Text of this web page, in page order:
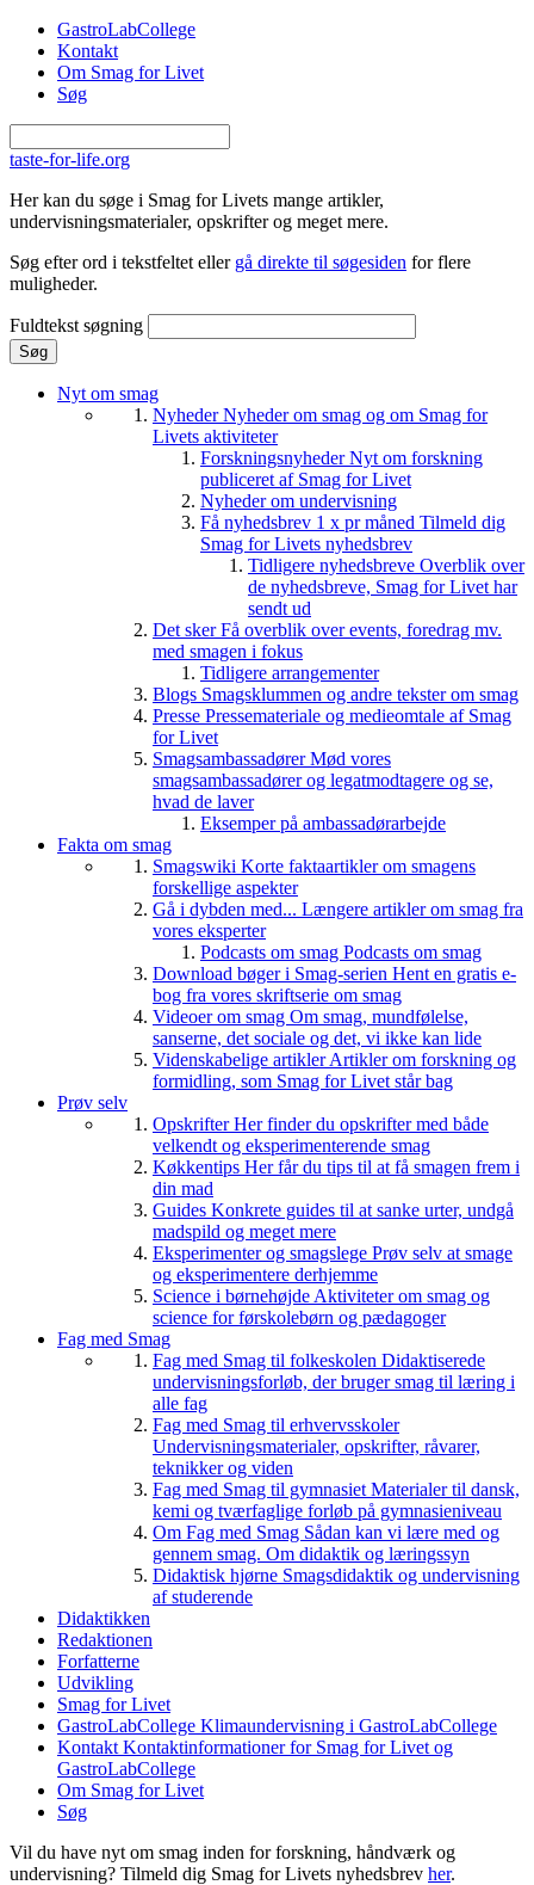
Gå til hovedindhold
GastroLabCollege
Kontakt
Om Smag for Livet
Søg
taste-for-life.org
Her kan du søge i Smag for Livets mange artikler,
undervisningsmaterialer, opskrifter og meget mere.
Søg efter ord i tekstfeltet eller gå direkte til søgesiden for flere
muligheder.
Fuldtekst søgning
Nyt om smag
NyhederNyheder om smag og om Smag for
Livets aktiviteter
ForskningsnyhederNyt om forskning
publiceret af Smag for Livet
Nyheder om undervisning
Få nyhedsbrev 1 x pr måned Tilmeld dig
Smag for Livets nyhedsbrev
Tidligere nyhedsbreve Overblik over
de nyhedsbreve, Smag for Livet har
sendt ud
Det skerFå overblik over events, foredrag mv.
med smagen i fokus
Tidligere arrangementer
Blogs Smagsklummen og andre tekster om smag
Presse Pressemateriale og medieomtale af Smag
for Livet
SmagsambassadørerMød vores
smagsambassadører og legatmodtagere og se,
hvad de laver
Eksemper på ambassadørarbejde
Fakta om smag
Smagswiki Korte faktaartikler om smagens
forskellige aspekter
Gå i dybden med... Længere artikler om smag fra
vores eksperter
Podcasts om smag Podcasts om smag
Download bøger i Smag-serien Hent en gratis e-
bog fra vores skriftserie om smag
Videoer om smag Om smag, mundfølelse,
sanserne, det sociale og det, vi ikke kan lide
Videnskabelige artiklerArtikler om forskning og
formidling, som Smag for Livet står bag
Prøv selv
OpskrifterHer finder du opskrifter med både
velkendt og eksperimenterende smag
Køkkentips Her får du tips til at få smagen frem i
din mad
Guides Konkrete guides til at sanke urter, undgå
madspild og meget mere
Eksperimenter og smagslege Prøv selv at smage
og eksperimentere derhjemme
Science i børnehøjde Aktiviteter om smag og
science for førskolebørn og pædagoger
Fag med Smag
Fag med Smag til folkeskolen Didaktiserede
undervisningsforløb, der bruger smag til læring i
alle fag
Fag med Smag til erhvervsskoler
Undervisningsmaterialer, opskrifter, råvarer,
teknikker og viden
Fag med Smag til gymnasiet Materialer til dansk,
kemi og tværfaglige forløb på gymnasieniveau
Om Fag med Smag Sådan kan vi lære med og
gennem smag. Om didaktik og læringssyn
Didaktisk hjørne Smagsdidaktik og undervisning
af studerende
Didaktikken
Redaktionen
Forfatterne
Udvikling
Smag for Livet
GastroLabCollege Klimaundervisning i GastroLabCollege
Kontakt Kontaktinformationer for Smag for Livet og
GastroLabCollege
Om Smag for Livet
Søg
Vil du have nyt om smag inden for forskning, håndværk og
undervisning? Tilmeld dig Smag for Livets nyhedsbrev her.